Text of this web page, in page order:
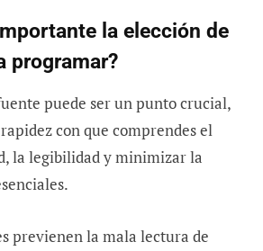
la elección de
programar?
puede ser un punto crucial,
con que comprendes el
la legibilidad y minimizar la
previenen la mala lectura de